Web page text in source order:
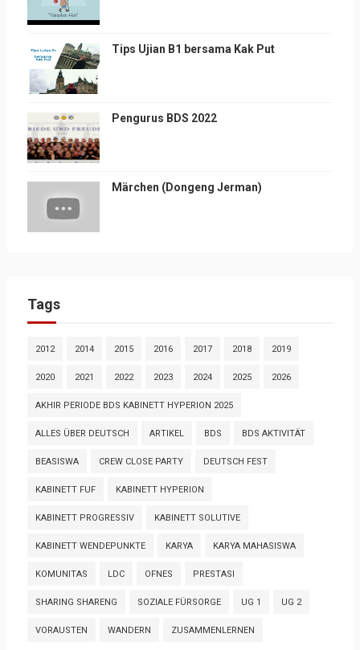
Tips Ujian B1 bersama Kak Put
Pengurus BDS 2022
Märchen (Dongeng Jerman)
Tags
2012 2014 2015 2016 2017 2018 2019
2020 2021 2022 2023 2024 2025 2026
AKHIR PERIODE BDS KABINETT HYPERION 2025
ALLES ÜBER DEUTSCH ARTIKEL BDS BDS AKTIVITÄT
BEASISWA CREW CLOSE PARTY DEUTSCH FEST
KABINETT FUF KABINETT HYPERION
KABINETT PROGRESSIV KABINETT SOLUTIVE
KABINETT WENDEPUNKTE KARYA KARYA MAHASISWA
KOMUNITAS LDC OFNES PRESTASI
SHARING SHARENG SOZIALE FÜRSORGE UG 1 UG 2
VORAUSTEN WANDERN ZUSAMMENLERNEN